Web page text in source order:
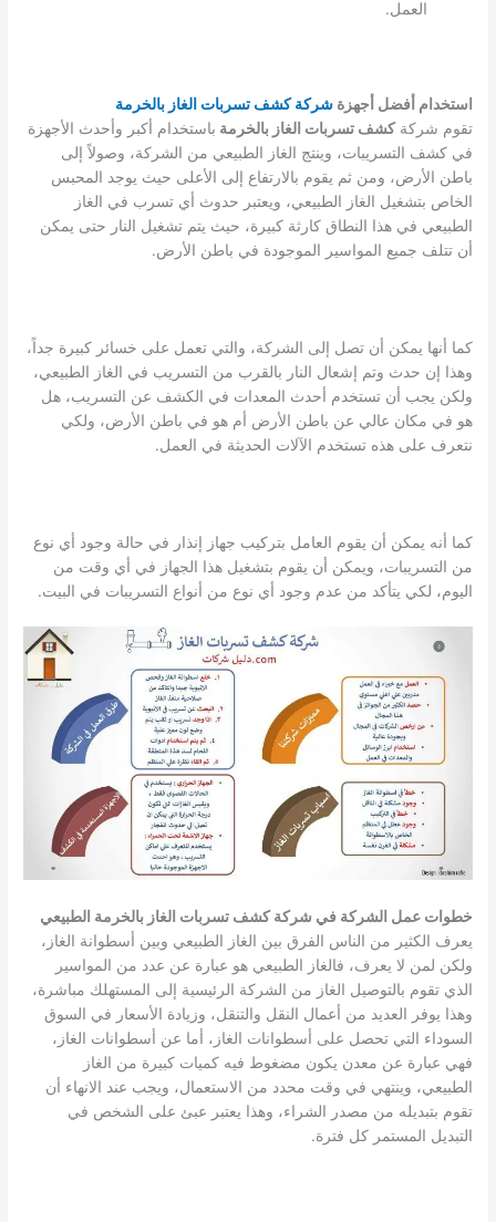
العمل.
استخدام أفضل أجهزةشركة كشف تسربات الغاز بالخرمة
تقوم شركةكشف تسربات الغاز بالخرمة باستخدام أكبر وأحدث الأجهزة
في كشف التسريبات، وينتج الغاز الطبيعي من الشركة، وصولاً إلى
باطن الأرض، ومن ثم يقوم بالارتفاع إلى الأعلى حيث يوجد المحبس
الخاص بتشغيل الغاز الطبيعي، ويعتبر حدوث أي تسرب في الغاز
الطبيعي في هذا النطاق كارثة كبيرة، حيث يتم تشغيل النار حتى يمكن
أن تتلف جميع المواسير الموجودة في باطن الأرض.
كما أنها يمكن أن تصل إلى الشركة، والتي تعمل على خسائر كبيرة جداً،
وهذا إن حدث وتم إشعال النار بالقرب من التسريب في الغاز الطبيعي،
ولكن يجب أن تستخدم أحدث المعدات في الكشف عن التسريب، هل
هو في مكان عالي عن باطن الأرض أم هو في باطن الأرض، ولكي
نتعرف على هذه تستخدم الآلات الحديثة في العمل.
كما أنه يمكن أن يقوم العامل بتركيب جهاز إنذار في حالة وجود أي نوع
من التسريبات، ويمكن أن يقوم بتشغيل هذا الجهاز في أي وقت من
اليوم، لكي يتأكد من عدم وجود أي نوع من أنواع التسريبات في البيت.
خطوات عمل الشركة في شركة كشف تسربات الغاز بالخرمة الطبيعي
يعرف الكثير من الناس الفرق بين الغاز الطبيعي وبين أسطوانة الغاز،
ولكن لمن لا يعرف، فالغاز الطبيعي هو عبارة عن عدد من المواسير
الذي تقوم بالتوصيل الغاز من الشركة الرئيسية إلى المستهلك مباشرة،
وهذا يوفر العديد من أعمال النقل والتنقل، وزيادة الأسعار في السوق
السوداء التي تحصل على أسطوانات الغاز، أما عن أسطوانات الغاز،
فهي عبارة عن معدن يكون مضغوط فيه كميات كبيرة من الغاز
الطبيعي، وينتهي في وقت محدد من الاستعمال، ويجب عند الانهاء أن
تقوم بتبديله من مصدر الشراء، وهذا يعتبر عبئ على الشخص في
التبديل المستمر كل فترة.